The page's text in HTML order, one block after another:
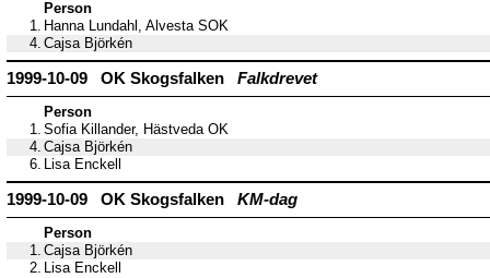
Person
1. Hanna Lundahl, Alvesta SOK
4. Cajsa Björkén
1999-10-09 OK Skogsfalken Falkdrevet
Person
1. Sofia Killander, Hästveda OK
4. Cajsa Björkén
6. Lisa Enckell
1999-10-09 OK Skogsfalken KM-dag
Person
1. Cajsa Björkén
2. Lisa Enckell